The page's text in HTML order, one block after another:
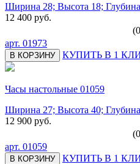
Ширина 28; Высота 18;
12 400 руб.
арт. 01973
В КОРЗИНУ КУПИТЬ В 1
Часы настольные 01059
Ширина 27; Высота 40; Глубина
12 900 руб.
арт. 01059
В КОРЗИНУ
КУПИТЬ В 1